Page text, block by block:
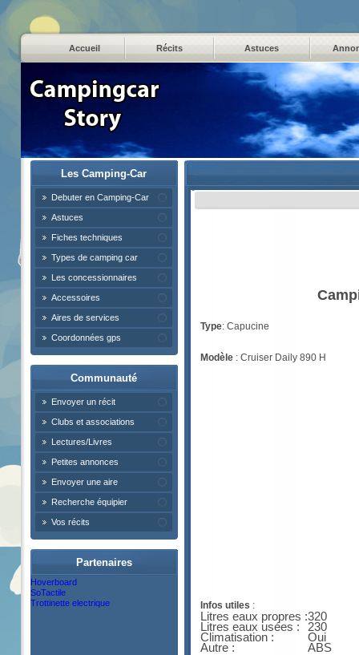
Accueil Récits Astuces
Les Camping-Car
Debuter en Camping-Car
Astuces
Fiches techniques
Types de camping car
Les concessionnaires
Accessoires
Aires de services
Coordonnées gps
Communauté
Envoyer un récit
Clubs et associations
Lectures/Livres
Petites annonces
Envoyer une aire
Recherche équipier
Vos récits
Partenaires
Hoverboard
SoTactile
Trottinette electrique
Type: Capucine
Modèle: Cruiser Daily 890 H
Infos utiles :
Litres eaux propres :320
Litres eaux usées : 230
Climatisation : Oui
Autre : ABS